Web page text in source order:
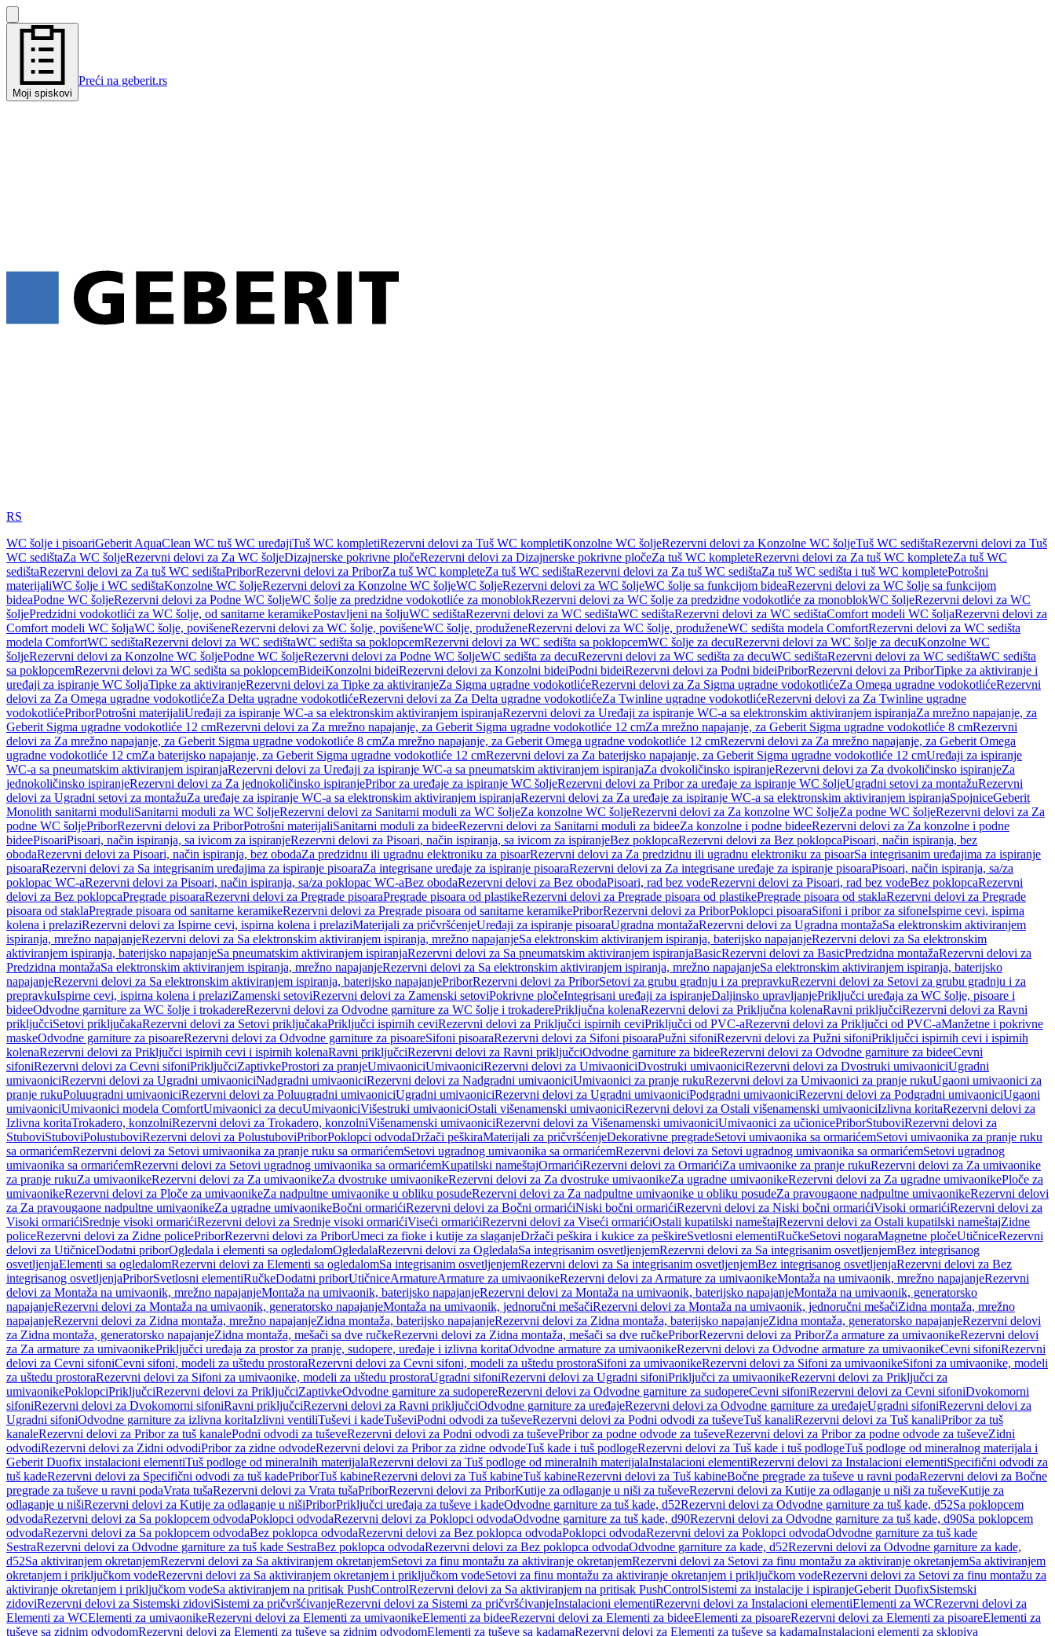
Moji spiskovi
Preći na geberit.rs
RS
WC šolje i pisoariGeberit AquaClean WC tuš WC uređajiTuš WC kompletiRezervni delovi za Tuš WC kompletiKonzolne WC šoljeRezervni delovi za Konzolne WC šoljeTuš WC sedištaRezervni delovi za Tuš
WC sedištaZa WC šoljeRezervni delovi za Za WC šoljeDizajnerske pokrivne pločeRezervni delovi za Dizajnerske pokrivne pločeZa tuš WC kompleteRezervni delovi za Za tuš WC kompleteZa tuš WC
sedištaRezervni delovi za Za tuš WC sedištaPriborRezervni delovi za PriborZa tuš WC kompleteZa tuš WC sedištaRezervni delovi za Za tuš WC sedištaZa tuš WC sedišta i tuš WC kompletePotrošni
materijaliWC šolje i WC sedištaKonzolne WC šoljeRezervni delovi za Konzolne WC šoljeWC šoljeRezervni delovi za WC šoljeWC šolje sa funkcijom bideaRezervni delovi za WC šolje sa funkcijom
bideaPodne WC šoljeRezervni delovi za Podne WC šoljeWC šolje za predzidne vodokotliće za monoblokRezervni delovi za WC šolje za predzidne vodokotliće za monoblokWC šoljeRezervni delovi za WC
šoljePredzidni vodokotlići za WC šolje, od sanitarne keramikePostavljeni na šoljuWC sedištaRezervni delovi za WC sedištaWC sedištaRezervni delovi za WC sedištaComfort modeli WC šoljaRezervni delovi za
Comfort modeli WC šoljaWC šolje, povišeneRezervni delovi za WC šolje, povišeneWC šolje, produženeRezervni delovi za WC šolje, produženeWC sedišta modela ComfortRezervni delovi za WC sedišta
modela ComfortWC sedištaRezervni delovi za WC sedištaWC sedišta sa poklopcemRezervni delovi za WC sedišta sa poklopcemWC šolje za decuRezervni delovi za WC šolje za decuKonzolne WC
šoljeRezervni delovi za Konzolne WC šoljePodne WC šoljeRezervni delovi za Podne WC šoljeWC sedišta za decuRezervni delovi za WC sedišta za decuWC sedištaRezervni delovi za WC sedištaWC sedišta
sa poklopcemRezervni delovi za WC sedišta sa poklopcemBideiKonzolni bideiRezervni delovi za Konzolni bideiPodni bideiRezervni delovi za Podni bideiPriborRezervni delovi za PriborTipke za aktiviranje i
uređaji za ispiranje WC šoljaTipke za aktiviranjeRezervni delovi za Tipke za aktiviranjeZa Sigma ugradne vodokotlićeRezervni delovi za Za Sigma ugradne vodokotlićeZa Omega ugradne vodokotlićeRezervni
delovi za Za Omega ugradne vodokotlićeZa Delta ugradne vodokotlićeRezervni delovi za Za Delta ugradne vodokotlićeZa Twinline ugradne vodokotlićeRezervni delovi za Za Twinline ugradne
vodokotlićePriborPotrošni materijaliUređaji za ispiranje WC-a sa elektronskim aktiviranjem ispiranjaRezervni delovi za Uređaji za ispiranje WC-a sa elektronskim aktiviranjem ispiranjaZa mrežno napajanje, za
Geberit Sigma ugradne vodokotliće 12 cmRezervni delovi za Za mrežno napajanje, za Geberit Sigma ugradne vodokotliće 12 cmZa mrežno napajanje, za Geberit Sigma ugradne vodokotliće 8 cmRezervni
delovi za Za mrežno napajanje, za Geberit Sigma ugradne vodokotliće 8 cmZa mrežno napajanje, za Geberit Omega ugradne vodokotliće 12 cmRezervni delovi za Za mrežno napajanje, za Geberit Omega
ugradne vodokotliće 12 cmZa baterijsko napajanje, za Geberit Sigma ugradne vodokotliće 12 cmRezervni delovi za Za baterijsko napajanje, za Geberit Sigma ugradne vodokotliće 12 cmUređaji za ispiranje
WC-a sa pneumatskim aktiviranjem ispiranjaRezervni delovi za Uređaji za ispiranje WC-a sa pneumatskim aktiviranjem ispiranjaZa dvokoličinsko ispiranjeRezervni delovi za Za dvokoličinsko ispiranjeZa
jednokoličinsko ispiranjeRezervni delovi za Za jednokoličinsko ispiranjePribor za uređaje za ispiranje WC šoljeRezervni delovi za Pribor za uređaje za ispiranje WC šoljeUgradni setovi za montažuRezervni
delovi za Ugradni setovi za montažuZa uređaje za ispiranje WC-a sa elektronskim aktiviranjem ispiranjaRezervni delovi za Za uređaje za ispiranje WC-a sa elektronskim aktiviranjem ispiranjaSpojniceGeberit
Monolith sanitarni moduliSanitarni moduli za WC šoljeRezervni delovi za Sanitarni moduli za WC šoljeZa konzolne WC šoljeRezervni delovi za Za konzolne WC šoljeZa podne WC šoljeRezervni delovi za Za
podne WC šoljePriborRezervni delovi za PriborPotrošni materijaliSanitarni moduli za bideeRezervni delovi za Sanitarni moduli za bideeZa konzolne i podne bideeRezervni delovi za Za konzolne i podne
bideePisoariPisoari, način ispiranja, sa ivicom za ispiranjeRezervni delovi za Pisoari, način ispiranja, sa ivicom za ispiranjeBez poklopcaRezervni delovi za Bez poklopcaPisoari, način ispiranja, bez
obodaRezervni delovi za Pisoari, način ispiranja, bez obodaZa predzidnu ili ugradnu elektroniku za pisoarRezervni delovi za Za predzidnu ili ugradnu elektroniku za pisoarSa integrisanim uređajima za ispiranje
pisoaraRezervni delovi za Sa integrisanim uređajima za ispiranje pisoaraZa integrisane uređaje za ispiranje pisoaraRezervni delovi za Za integrisane uređaje za ispiranje pisoaraPisoari, način ispiranja, sa/za
poklopac WC-aRezervni delovi za Pisoari, način ispiranja, sa/za poklopac WC-aBez obodaRezervni delovi za Bez obodaPisoari, rad bez vodeRezervni delovi za Pisoari, rad bez vodeBez poklopcaRezervni
delovi za Bez poklopcaPregrade pisoaraRezervni delovi za Pregrade pisoaraPregrade pisoara od plastikeRezervni delovi za Pregrade pisoara od plastikePregrade pisoara od staklaRezervni delovi za Pregrade
pisoara od staklaPregrade pisoara od sanitarne keramikeRezervni delovi za Pregrade pisoara od sanitarne keramikePriborRezervni delovi za PriborPoklopci pisoaraSifoni i pribor za sifoneIspirne cevi, ispirna
kolena i prelaziRezervni delovi za Ispirne cevi, ispirna kolena i prelaziMaterijali za pričvršćenjeUređaji za ispiranje pisoaraUgradna montažaRezervni delovi za Ugradna montažaSa elektronskim aktiviranjem
ispiranja, mrežno napajanjeRezervni delovi za Sa elektronskim aktiviranjem ispiranja, mrežno napajanjeSa elektronskim aktiviranjem ispiranja, baterijsko napajanjeRezervni delovi za Sa elektronskim
aktiviranjem ispiranja, baterijsko napajanjeSa pneumatskim aktiviranjem ispiranjaRezervni delovi za Sa pneumatskim aktiviranjem ispiranjaBasicRezervni delovi za BasicPredzidna montažaRezervni delovi za
Predzidna montažaSa elektronskim aktiviranjem ispiranja, mrežno napajanjeRezervni delovi za Sa elektronskim aktiviranjem ispiranja, mrežno napajanjeSa elektronskim aktiviranjem ispiranja, baterijsko
napajanjeRezervni delovi za Sa elektronskim aktiviranjem ispiranja, baterijsko napajanjePriborRezervni delovi za PriborSetovi za grubu gradnju i za prepravkuRezervni delovi za Setovi za grubu gradnju i za
prepravkuIspirne cevi, ispirna kolena i prelaziZamenski setoviRezervni delovi za Zamenski setoviPokrivne pločeIntegrisani uređaji za ispiranjeDaljinsko upravljanjePriključci uređaja za WC šolje, pisoare i
bideeOdvodne garniture za WC šolje i trokadereRezervni delovi za Odvodne garniture za WC šolje i trokaderePriključna kolenaRezervni delovi za Priključna kolenaRavni priključciRezervni delovi za Ravni
priključciSetovi priključakaRezervni delovi za Setovi priključakaPriključci ispirnih ceviRezervni delovi za Priključci ispirnih ceviPriključci od PVC-aRezervni delovi za Priključci od PVC-aManžetne i pokrivne
maskeOdvodne garniture za pisoareRezervni delovi za Odvodne garniture za pisoareSifoni pisoaraRezervni delovi za Sifoni pisoaraPužni sifoniRezervni delovi za Pužni sifoniPriključci ispirnih cevi i ispirnih
kolenaRezervni delovi za Priključci ispirnih cevi i ispirnih kolenaRavni priključciRezervni delovi za Ravni priključciOdvodne garniture za bideeRezervni delovi za Odvodne garniture za bideeCevni
sifoniRezervni delovi za Cevni sifoniPriključciZaptivkeProstori za pranjeUmivaoniciUmivaoniciRezervni delovi za UmivaoniciDvostruki umivaoniciRezervni delovi za Dvostruki umivaoniciUgradni
umivaoniciRezervni delovi za Ugradni umivaoniciNadgradni umivaoniciRezervni delovi za Nadgradni umivaoniciUmivaonici za pranje rukuRezervni delovi za Umivaonici za pranje rukuUgaoni umivaonici za
pranje rukuPoluugradni umivaoniciRezervni delovi za Poluugradni umivaoniciUgradni umivaoniciRezervni delovi za Ugradni umivaoniciPodgradni umivaoniciRezervni delovi za Podgradni umivaoniciUgaoni
umivaoniciUmivaonici modela ComfortUmivaonici za decuUmivaoniciVišestruki umivaoniciOstali višenamenski umivaoniciRezervni delovi za Ostali višenamenski umivaoniciIzlivna koritaRezervni delovi za
Izlivna koritaTrokadero, konzolniRezervni delovi za Trokadero, konzolniVišenamenski umivaoniciRezervni delovi za Višenamenski umivaoniciUmivaonici za učionicePriborStuboviRezervni delovi za
StuboviStuboviPolustuboviRezervni delovi za PolustuboviPriborPoklopci odvodaDržači peškiraMaterijali za pričvršćenjeDekorativne pregradeSetovi umivaonika sa ormarićemSetovi umivaonika za pranje ruku
sa ormarićemRezervni delovi za Setovi umivaonika za pranje ruku sa ormarićemSetovi ugradnog umivaonika sa ormarićemRezervni delovi za Setovi ugradnog umivaonika sa ormarićemSetovi ugradnog
umivaonika sa ormarićemRezervni delovi za Setovi ugradnog umivaonika sa ormarićemKupatilski nameštajOrmarićiRezervni delovi za OrmarićiZa umivaonike za pranje rukuRezervni delovi za Za umivaonike
za pranje rukuZa umivaonikeRezervni delovi za Za umivaonikeZa dvostruke umivaonikeRezervni delovi za Za dvostruke umivaonikeZa ugradne umivaonikeRezervni delovi za Za ugradne umivaonikePloče za
umivaonikeRezervni delovi za Ploče za umivaonikeZa nadpultne umivaonike u obliku posudeRezervni delovi za Za nadpultne umivaonike u obliku posudeZa pravougaone nadpultne umivaonikeRezervni delovi
za Za pravougaone nadpultne umivaonikeZa ugradne umivaonikeBočni ormarićiRezervni delovi za Bočni ormarićiNiski bočni ormarićiRezervni delovi za Niski bočni ormarićiVisoki ormarićiRezervni delovi za
Visoki ormarićiSrednje visoki ormarićiRezervni delovi za Srednje visoki ormarićiViseći ormarićiRezervni delovi za Viseći ormarićiOstali kupatilski nameštajRezervni delovi za Ostali kupatilski nameštajZidne
policeRezervni delovi za Zidne policePriborRezervni delovi za PriborUmeci za fioke i kutije za slaganjeDržači peškira i kukice za peškireSvetlosni elementiRučkeSetovi nogaraMagnetne pločeUtičniceRezervni
delovi za UtičniceDodatni priborOgledala i elementi sa ogledalomOgledalaRezervni delovi za OgledalaSa integrisanim osvetljenjemRezervni delovi za Sa integrisanim osvetljenjemBez integrisanog
osvetljenjaElementi sa ogledalomRezervni delovi za Elementi sa ogledalomSa integrisanim osvetljenjemRezervni delovi za Sa integrisanim osvetljenjemBez integrisanog osvetljenjaRezervni delovi za Bez
integrisanog osvetljenjaPriborSvetlosni elementiRučkeDodatni priborUtičniceArmatureArmature za umivaonikeRezervni delovi za Armature za umivaonikeMontaža na umivaonik, mrežno napajanjeRezervni
delovi za Montaža na umivaonik, mrežno napajanjeMontaža na umivaonik, baterijsko napajanjeRezervni delovi za Montaža na umivaonik, baterijsko napajanjeMontaža na umivaonik, generatorsko
napajanjeRezervni delovi za Montaža na umivaonik, generatorsko napajanjeMontaža na umivaonik, jednoručni mešačiRezervni delovi za Montaža na umivaonik, jednoručni mešačiZidna montaža, mrežno
napajanjeRezervni delovi za Zidna montaža, mrežno napajanjeZidna montaža, baterijsko napajanjeRezervni delovi za Zidna montaža, baterijsko napajanjeZidna montaža, generatorsko napajanjeRezervni delovi
za Zidna montaža, generatorsko napajanjeZidna montaža, mešači sa dve ručkeRezervni delovi za Zidna montaža, mešači sa dve ručkePriborRezervni delovi za PriborZa armature za umivaonikeRezervni delovi
za Za armature za umivaonikePriključci uređaja za prostor za pranje, sudopere, uređaje i izlivna koritaOdvodne armature za umivaonikeRezervni delovi za Odvodne armature za umivaonikeCevni sifoniRezervni
delovi za Cevni sifoniCevni sifoni, modeli za uštedu prostoraRezervni delovi za Cevni sifoni, modeli za uštedu prostoraSifoni za umivaonikeRezervni delovi za Sifoni za umivaonikeSifoni za umivaonike, modeli
za uštedu prostoraRezervni delovi za Sifoni za umivaonike, modeli za uštedu prostoraUgradni sifoniRezervni delovi za Ugradni sifoniPriključci za umivaonikeRezervni delovi za Priključci za
umivaonikePoklopciPriključciRezervni delovi za PriključciZaptivkeOdvodne garniture za sudopereRezervni delovi za Odvodne garniture za sudopereCevni sifoniRezervni delovi za Cevni sifoniDvokomorni
sifoniRezervni delovi za Dvokomorni sifoniRavni priključciRezervni delovi za Ravni priključciOdvodne garniture za uređajeRezervni delovi za Odvodne garniture za uređajeUgradni sifoniRezervni delovi za
Ugradni sifoniOdvodne garniture za izlivna koritaIzlivni ventiliTuševi i kadeTuševiPodni odvodi za tuševeRezervni delovi za Podni odvodi za tuševeTuš kanaliRezervni delovi za Tuš kanaliPribor za tuš
kanaleRezervni delovi za Pribor za tuš kanalePodni odvodi za tuševeRezervni delovi za Podni odvodi za tuševePribor za podne odvode za tuševeRezervni delovi za Pribor za podne odvode za tuševeZidni
odvodiRezervni delovi za Zidni odvodiPribor za zidne odvodeRezervni delovi za Pribor za zidne odvodeTuš kade i tuš podlogeRezervni delovi za Tuš kade i tuš podlogeTuš podloge od mineralnog materijala i
Geberit Duofix instalacioni elementiTuš podloge od mineralnih materijalaRezervni delovi za Tuš podloge od mineralnih materijalaInstalacioni elementiRezervni delovi za Instalacioni elementiSpecifični odvodi za
tuš kadeRezervni delovi za Specifični odvodi za tuš kadePriborTuš kabineRezervni delovi za Tuš kabineTuš kabineRezervni delovi za Tuš kabineBočne pregrade za tuševe u ravni podaRezervni delovi za Bočne
pregrade za tuševe u ravni podaVrata tušaRezervni delovi za Vrata tušaPriborRezervni delovi za PriborKutije za odlaganje u niši za tuševeRezervni delovi za Kutije za odlaganje u niši za tuševeKutije za
odlaganje u nišiRezervni delovi za Kutije za odlaganje u nišiPriborPriključci uređaja za tuševe i kadeOdvodne garniture za tuš kade, d52Rezervni delovi za Odvodne garniture za tuš kade, d52Sa poklopcem
odvodaRezervni delovi za Sa poklopcem odvodaPoklopci odvodaRezervni delovi za Poklopci odvodaOdvodne garniture za tuš kade, d90Rezervni delovi za Odvodne garniture za tuš kade, d90Sa poklopcem
odvodaRezervni delovi za Sa poklopcem odvodaBez poklopca odvodaRezervni delovi za Bez poklopca odvodaPoklopci odvodaRezervni delovi za Poklopci odvodaOdvodne garniture za tuš kade
SestraRezervni delovi za Odvodne garniture za tuš kade SestraBez poklopca odvodaRezervni delovi za Bez poklopca odvodaOdvodne garniture za kade, d52Rezervni delovi za Odvodne garniture za kade,
d52Sa aktiviranjem okretanjemRezervni delovi za Sa aktiviranjem okretanjemSetovi za finu montažu za aktiviranje okretanjemRezervni delovi za Setovi za finu montažu za aktiviranje okretanjemSa aktiviranjem
okretanjem i priključkom vodeRezervni delovi za Sa aktiviranjem okretanjem i priključkom vodeSetovi za finu montažu za aktiviranje okretanjem i priključkom vodeRezervni delovi za Setovi za finu montažu za
aktiviranje okretanjem i priključkom vodeSa aktiviranjem na pritisak PushControlRezervni delovi za Sa aktiviranjem na pritisak PushControlSistemi za instalacije i ispiranjeGeberit DuofixSistemski
zidoviRezervni delovi za Sistemski zidoviSistemi za pričvršćivanjeRezervni delovi za Sistemi za pričvršćivanjeInstalacioni elementiRezervni delovi za Instalacioni elementiElementi za WCRezervni delovi za
Elementi za WCElementi za umivaonikeRezervni delovi za Elementi za umivaonikeElementi za bideeRezervni delovi za Elementi za bideeElementi za pisoareRezervni delovi za Elementi za pisoareElementi za
tuševe sa zidnim odvodomRezervni delovi za Elementi za tuševe sa zidnim odvodomElementi za tuševe sa kadamaRezervni delovi za Elementi za tuševe sa kadamaInstalacioni elementi za sklopiva